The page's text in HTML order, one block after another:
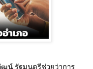
น์ รัฐมนตรีช่วยว่าการ